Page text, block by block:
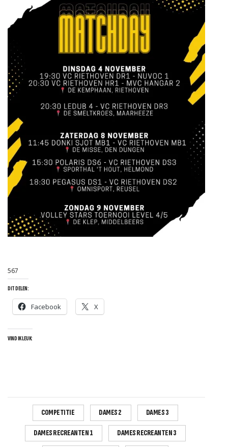
567
DIT DELEN:
Facebook X
VIND IK LEUK:
COMPETITIE DAMES 2 DAMES 3
DAMES RECREANTEN 1 DAMES RECREANTEN 3